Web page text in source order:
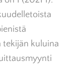
kuluina